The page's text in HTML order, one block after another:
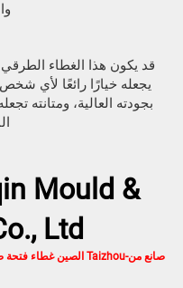
يجعله خيارًا رائعًا لأي شخص
بجودته العالية، ومتانته
Mould &
Ltd
صانع من-Taizhou الصين غطاء فتحة صرف مركب مخصص مربع من الحديد المصبوب